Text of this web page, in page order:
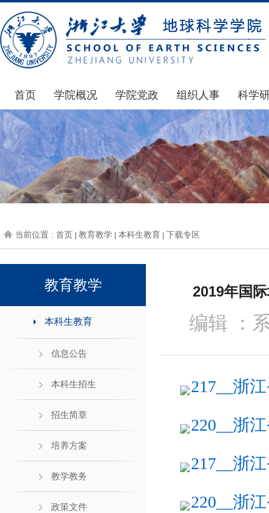
首页 学院概况
学院简介
发展简史
组织机构
师资力量
学院院刊
学院党政
通知公告
学院发文
党委会议纪要
党政联席会议纪要
人力资源会议纪要
办事指南
组织人事
通知公告
博士后管理
人才招聘
年度考核
职称晋升
下载专区
科学
国家
科研
通知
科研
地科
当前位置 : 首页 教育教学 本科生教育 下载专区
教育教学
本科生教育
信息公告
本科生招生
招生简章
培养方案
教学教务
政策文件
2019年国
编辑 ：
217__浙
220__浙
217__浙
220__浙